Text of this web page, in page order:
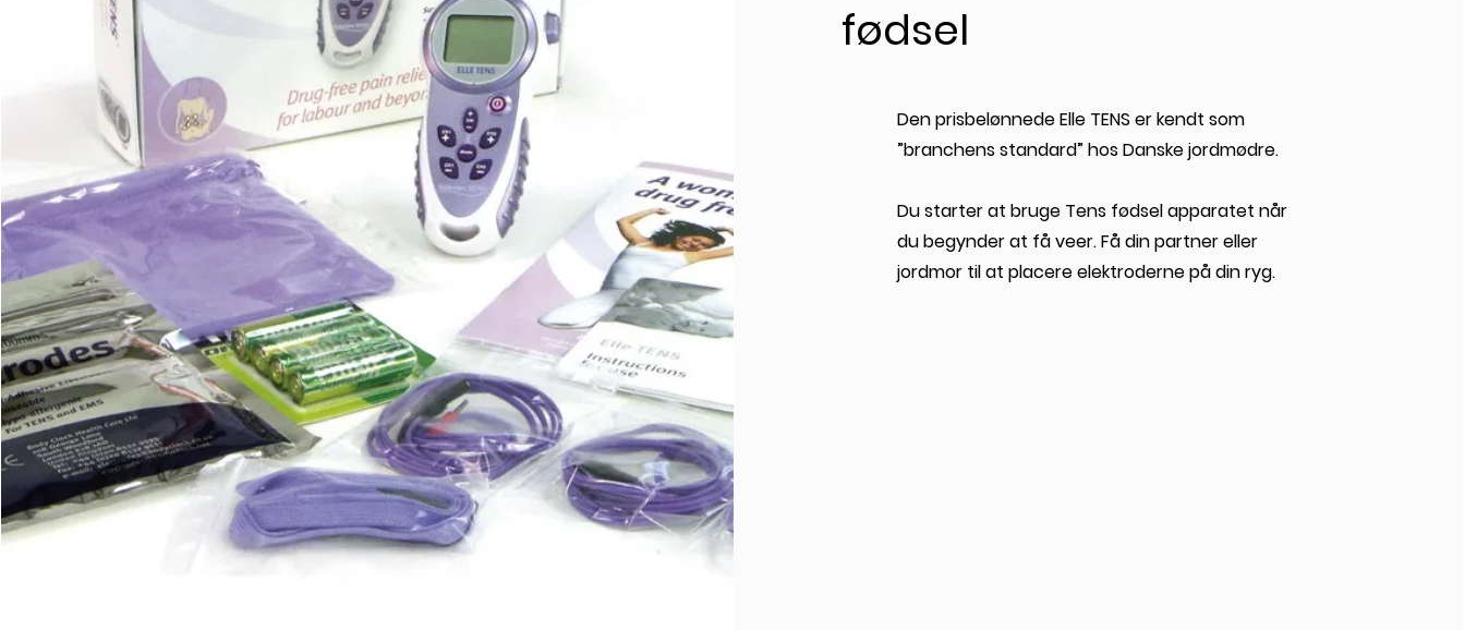
fødsel
Den prisbelønnede Elle TENS er kendt som
”branchens standard” hos Danske jordmødre.
Du starter at bruge Tens fødsel apparatet når
du begynder at få veer. Få din partner eller
jordmor til at placere elektroderne på din ryg.